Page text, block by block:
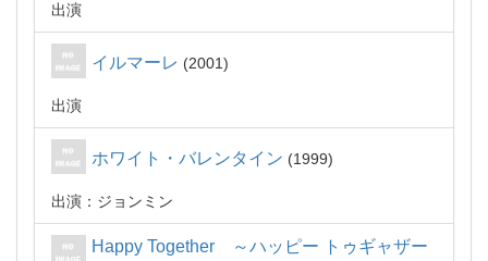
出演
イルマーレ 2001
出演
ホワイト・バレンタイン 1999
出演：ジョンミン
Happy Together ～ハッピー トゥギャザー